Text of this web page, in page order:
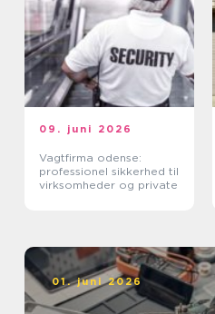
09. juni 2026
Vagtfirma odense:
professionel sikkerhed til
virksomheder og private
01. juni 2026